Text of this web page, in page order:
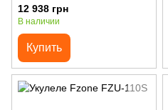
12 938 грн
В наличии
Купить